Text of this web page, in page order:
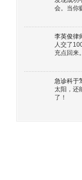
会。当你
李英俊律
人交了
充点回来
急诊科于
太阳，还
了！